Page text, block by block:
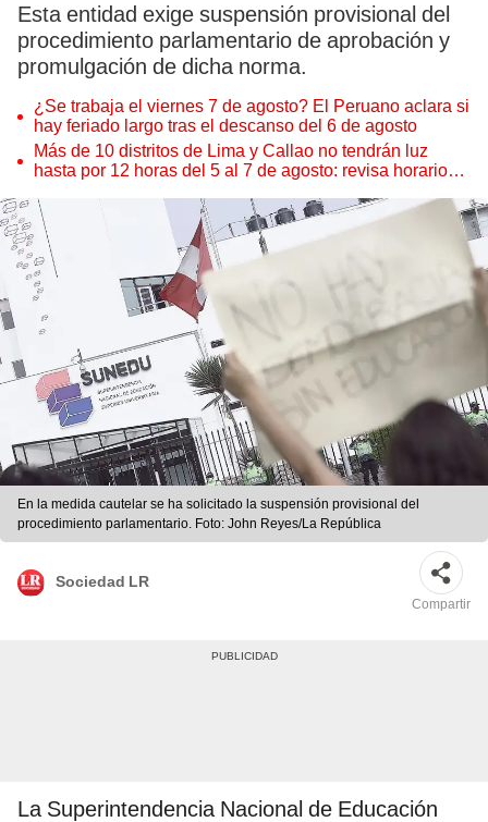
Esta entidad exige suspensión provisional del
procedimiento parlamentario de aprobación y
promulgación de dicha norma.
¿Se trabaja el viernes 7 de agosto? El Peruano aclara si
hay feriado largo tras el descanso del 6 de agosto
Más de 10 distritos de Lima y Callao no tendrán luz
hasta por 12 horas del 5 al 7 de agosto: revisa horarios y
En la medida cautelar se ha solicitado la suspensión provisional del
procedimiento parlamentario. Foto: John Reyes/La República
Sociedad LR
Compartir
La Superintendencia Nacional de Educación